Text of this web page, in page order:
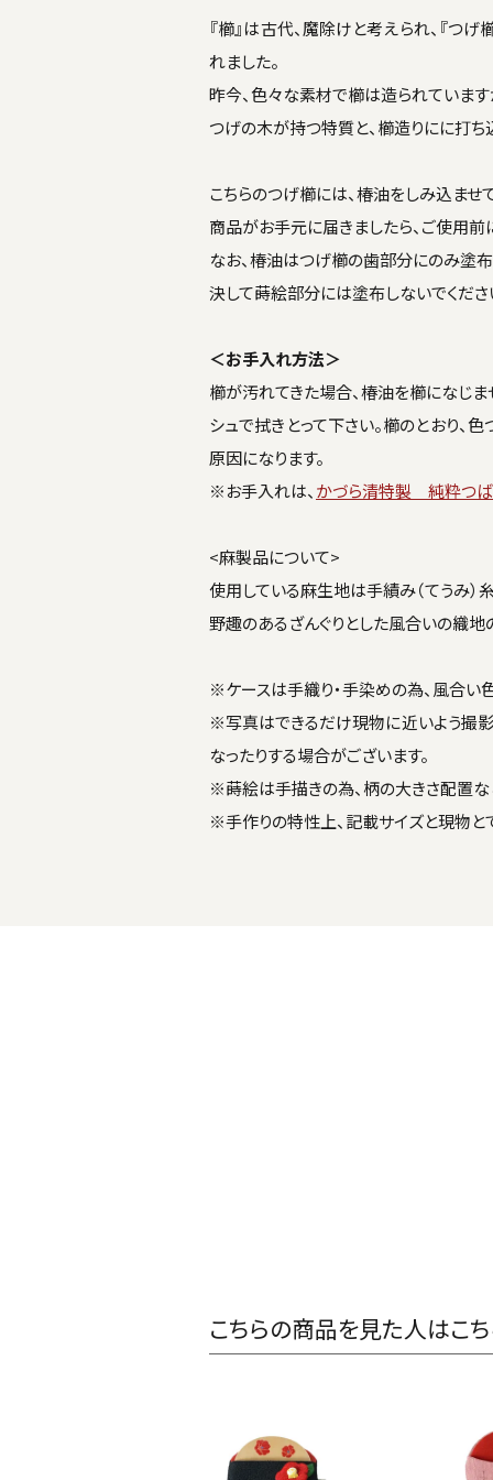
『櫛』は古代、魔除けと考えられ、『つ
れました。
昨今、色々な素材で櫛は造られていま
つげの木が持つ特質と、櫛造りにに打ち
こちらのつげ櫛には、椿油をしみ込ませ
商品がお手元に届きましたら、ご使用前
なお、椿油はつげ櫛の歯部分にのみ塗布
決して蒔絵部分には塗布しないでくださ
＜お手入れ方法＞
櫛が汚れてきた場合、椿油を櫛になじま
シュで拭きとって下さい。櫛のとおり、
原因になります。
※お手入れは、かづら清特製 純粋つ
<麻製品について>
使用している麻生地は手績み（てうみ）
野趣のあるざんぐりとした風合いの織地
※ケースは手織り・手染めの為、風合い
※写真はできるだけ現物に近いよう撮影
なったりする場合がございます。
※蒔絵は手描きの為、柄の大きさ配置な
※手作りの特性上、記載サイズと現物と
こちらの商品を見た人はこ